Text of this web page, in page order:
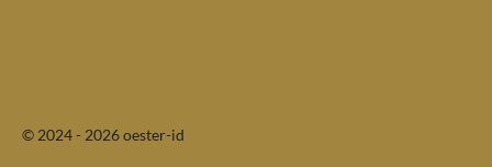
© 2024 - 2026 oester-id